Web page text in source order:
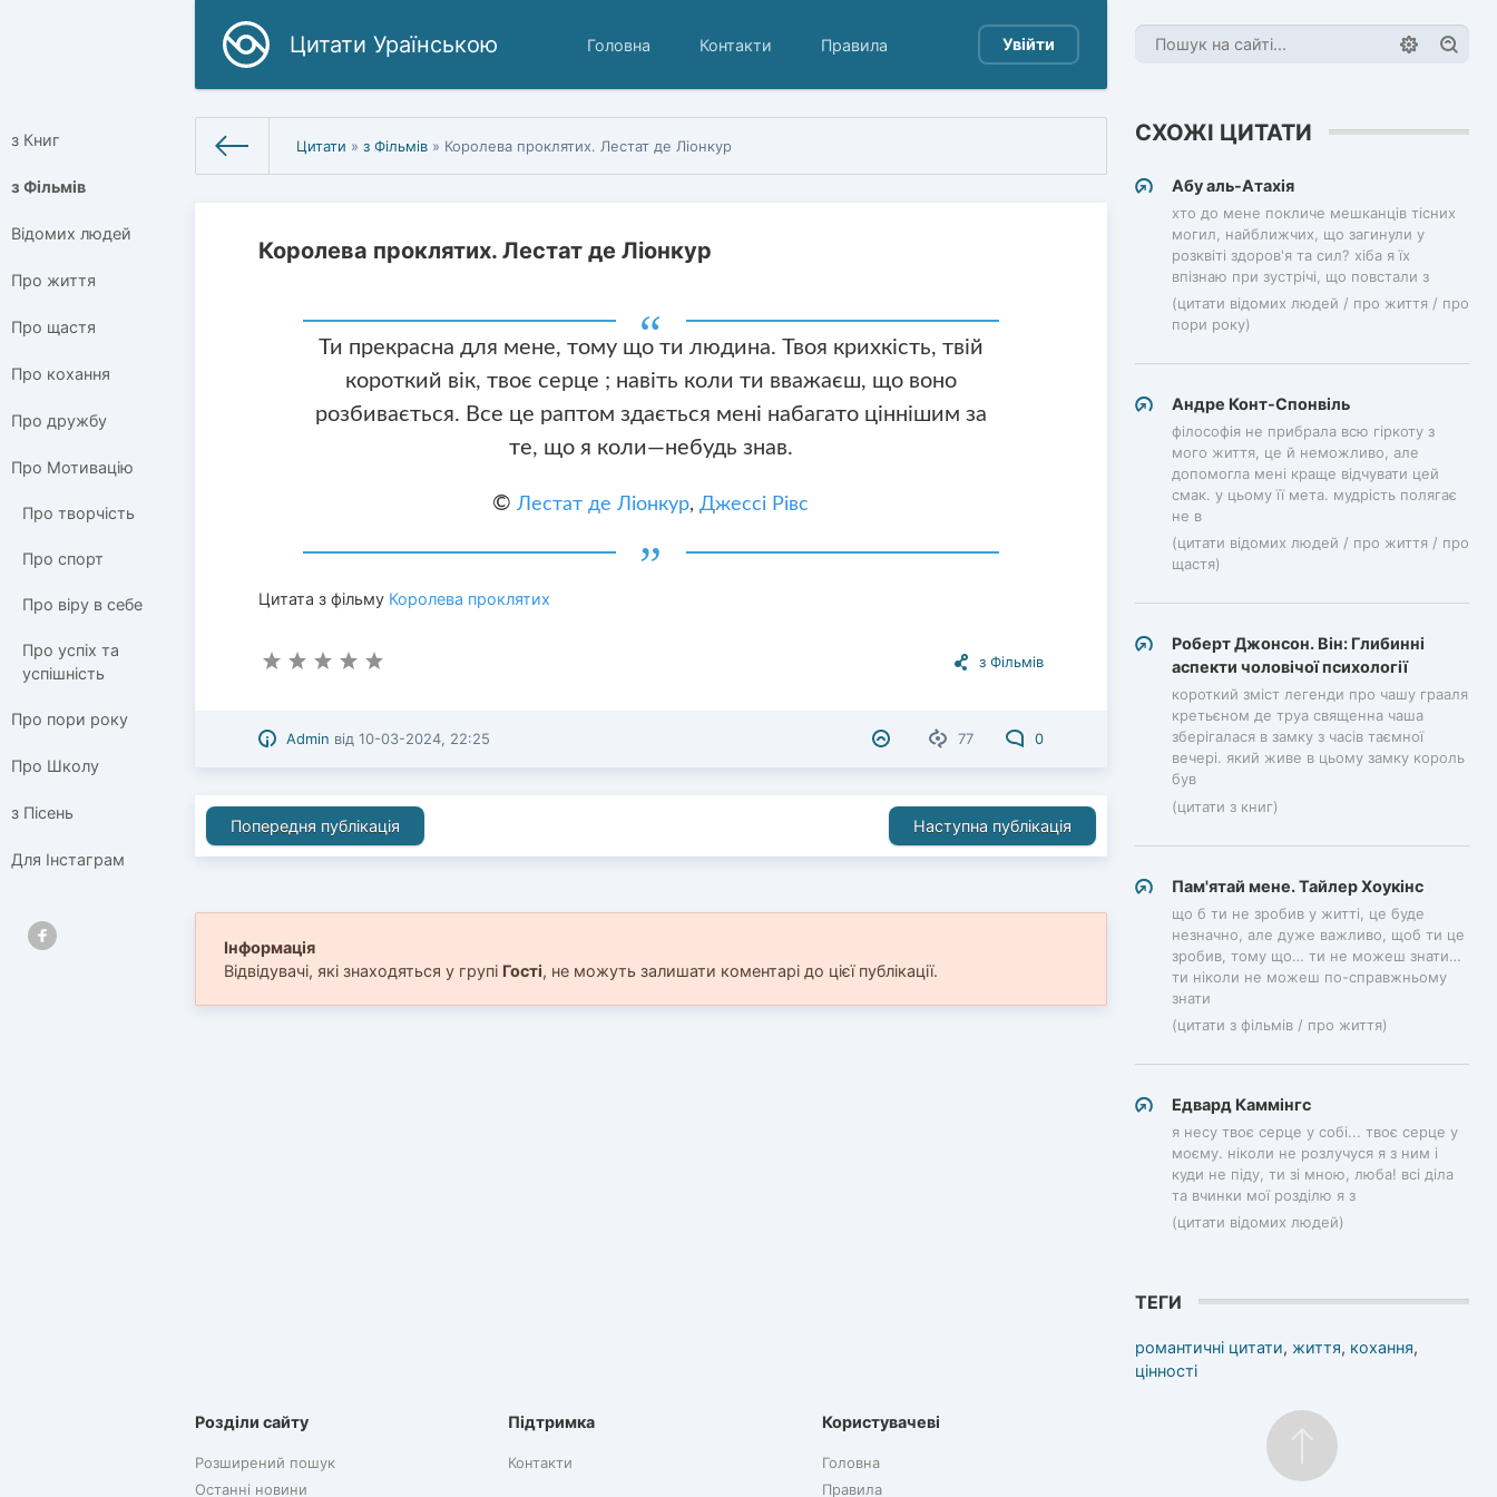
Цитати Ураїнською Головна Контакти Правила Увійти
з Книг
з Фільмів
Відомих людей
Про життя
Про щастя
Про кохання
Про дружбу
Про Мотивацію
Про творчість
Про спорт
Про віру в себе
Про успіх та
успішність
Про пори року
Про Школу
з Пісень
Для Інстаграм
Цитати »з Фільмів » Королева проклятих. Лестат де Ліонкур
Королева проклятих. Лестат де Ліонкур
Ти прекрасна для мене, тому що ти людина. Твоя крихкість, твій
короткий вік, твоє серце ; навіть коли ти вважаєш, що воно
розбивається. Все це раптом здається мені набагато ціннішим за
те, що я коли—небудь знав.
©Лестат де Ліонкур,Джессі Рівс
Цитата з фільму Королева проклятих
з Фільмів
77 0
Admin від10-03-2024, 22:25
СХОЖІ ЦИТАТИ
Абу аль-Атахія
хто до мене покличе мешканців тісних
могил, найближчих, що загинули у
розквіті здоров'я та сил? хіба я їх
впізнаю при зустрічі, що повстали з
(цитати відомих людей / про життя / про
пори року)
Андре Конт-Спонвіль
філософія не прибрала всю гіркоту з
мого життя, це й неможливо, але
допомогла мені краще відчувати цей
смак. у цьому її мета. мудрість полягає
не в
(цитати відомих людей / про життя / про
щастя)
Роберт Джонсон. Він: Глибинні
аспекти чоловічої психології
короткий зміст легенди про чашу грааля
кретьєном де труа священна чаша
зберігалася в замку з часів таємної
вечері. який живе в цьому замку король
був
(цитати з книг)
Пам'ятай мене. Тайлер Хоукінс
що б ти не зробив у житті, це буде
незначно, але дуже важливо, щоб ти це
зробив, тому що… ти не можеш знати…
ти ніколи не можеш по-справжньому
знати
(цитати з фільмів / про життя)
Едвард Каммінгс
я несу твоє серце у собі... твоє серце у
моєму. ніколи не розлучуся я з ним і
куди не піду, ти зі мною, люба! всі діла
та вчинки мої розділю я з
(цитати відомих людей)
ТЕГИ
романтичні цитати, життя, кохання,
цінності
Попередня публікація Наступна публікація
Інформація
Відвідувачі, які знаходяться у групі Гості, не можуть залишати коментарі до цієї публікації.
Розділи сайту
Розширений пошук
Останні новини
Підтримка
Контакти
Користувачеві
Головна
Правила